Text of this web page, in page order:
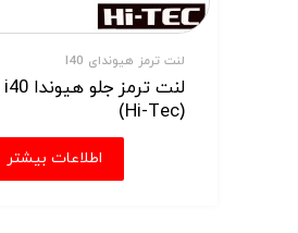
لنت ترمز هیوندای I40
(Hi-Tec)
اطلاعات بیشتر